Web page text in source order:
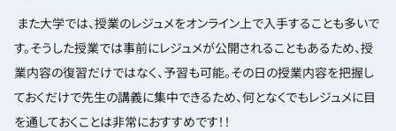
か迷っちゃいますよね……。ちなみに京都学生広
報部員に聞いてみた、板書の取り方アンケートは
こんな感じ！この結果を踏まえつつ今回は4種類
部員から聞いた各方法のメリット・デメリットを紹
介して...
また大学では、授業のレジュメをオンライン上で入手することも多いで
す。そうした授業では事前にレジュメが公開されることもあるため、授
業内容の復習だけではなく、予習も可能。その日の授業内容を把握し
ておくだけで先生の講義に集中できるため、何となくでもレジュメに目
を通しておくことは非常におすすめです！！